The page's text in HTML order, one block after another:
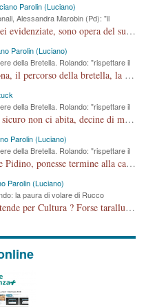
Parolin (Luciano)
Alessandra Marobin (Pd): "il
Consigliera Marobin, tutte le cose da Lei evidenziate, sono opera del suo ex Assessore e compagno di Partito Antonio Marco Dalla Pozza Assessore alla "progettazione" di piste ciclabili e altre porcherie. A lui manderei il conto da saldare per incidenti e danni alle persone. E' ora che "finiamola." Avete perso rassegnatevi. qui IL SINDACO RUCCO NON C'ENTRA PER NIENTE. CAPITO!!!!!!!! Amen.
Parolin (Luciano)
della Bretella. Rolando: "rispettare il
Caro fratuck, conosco molto bene la zona, il percorso della bretella, la situazione dei cittadini, abito in Viale Trento. A partire dal 2003 ho partecipato al Comitato di Maddalene pro bretella, e a riunioni propositive per apportare modifiche al progetto. Numerose mie foto del territorio sono arrivate a Roma, altri miei interventi (non graditi dalla Sx) sono stati pubblicati dal GdV, assieme ad altri come Ciro Asproso, ora favorevole alla bretella. Ho partecipato alla raccolta firme per la chiusura della strada x 5 giorni eseguita dal Sindaco Hullwech per sforamento 180 Micro/g. Pertanto come impegno per la tematica sono apposto con la coscienza. Ora il Progetto è partito, fine! Voglio dire che la nuova Giunta "comunale" non c'entra più. L'opera sarà "malauguratamente" eseguita, ma non con il mio placet. Il Consigliere Comunale dovrebbe capire che la campagna elettorale è finita, con buona pace di tutti. Quello che invece dovrebbe interessare è la proprietà della strada, dall'uscita autostradale Ovest, sino alla Rotatoria dell'Albara, vi sono tre possessori: Autostrade SpA; La Provincia, il Comune. Come la mettiamo per il futuro ? I costi, da 50 sono saliti a 100 milioni di € come dire 20 milioni a KM (!) da non credere. Comunque si farà. Ma nessuno canti Vittoria, anzi meglio non farne un ulteriore fatto "partitico" per questioni elettorali o di seggio. Se mi manda la sua mail, sono disponibile ad inviare i documenti e le foto sopra descritte. Con ossequi, Luciano Parolin
della Bretella. Rolando: "rispettare il
Non sarà utile a lei dott. Parolin che di sicuro non ci abita, decine di migliaia di TIR, automobili e padroncini che passano quotidianamente per una strada appena rotabile, non è più possibile stendere i panni, attraversare la strada senza rischiare la morte, le case stanno crepando, i tempi sono cambiati e la bretella non passerà assolutamente per maddalene (ma cosa sta a dire?!), dia invece responsabilità a chi ha costruito tagliando la strada che doveva invece terminare a isola vicentina e non al moracchino lasciando Motta di Costabissara ancora in panne di traffico. I tempi sono cambiati dottore e se l'anagrafe della vita stagna nell'essere umano impressioni conservatrici, la società non le considera perchè va avanti, si industrializza e ha bisogno di infrastrutture e di sviluppo. Ultima considerazione, se è geloso di Rolando perchè vede in lui solo campagne politiche mentre si difendono i SOLI diritti dei cittadini, la preghiamo faccia considerazioni più appropriate. Saluti e complimenti per i suoi scritti.
Parolin (Luciano)
della Bretella. Rolando: "rispettare il
Sarebbe ora che il consigliere comunale Pidino, ponesse termine alla campagna elettorale nel territorio del suo seggio Villaggio del Sole. La tiraca è iniziata, distruggerà 6 km di prateria ovest della città, ricca di fonti e sorgenti d'acqua. I cittadini di Maddalene non avranno più Pace la notte. Molta colpa per la costruzione di questa Strada è proprio del signor Rolando,dei suoi gazebo mobili e che vuol far passare questa opera VANDALICA come progetto "utile" a chi ? Non è cosa seria sig. Rolando!
Parolin (Luciano)
la paura di volare di Rucco
Vorrei sapere dal C.C. Rolando cosa intende per Cultura ? Forse tarallucci, vino e sagre, o spaghetti tricolori del PD ? Il continuo (s)parlare della mostra a Palazzo Chiericati caro consigliere DANNEGGIA FORTEMENTE l'immagine della città TUTTA e fa deviare i consensi che in RUSSIA (badi bene ex U.R.S.S.) sono ECCELLENTI. A livello artistico l'evento è di alta Valenza culturale, COMPITO di Tutta la Cittadinanza fare il possibile per propagandare l'iniziativa senza farne UN CASO PARTITICO come fa Lei da sempre. Meno Gazebo + Partecipazione! E così sia. Amen.